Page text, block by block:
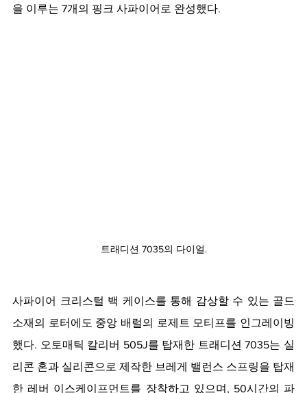
을 이루는 7개의 핑크 사파이어로 완성했다.
트래디션 7035의 다이얼.
사파이어 크리스털 백 케이스를 통해 감상할 수 있는 골드
소재의 로터에도 중앙 배럴의 로제트 모티프를 인그레이빙
했다. 오토매틱 칼리버 505J를 탑재한 트래디션 7035는 실
리콘 혼과 실리콘으로 제작한 브레게 밸런스 스프링을 탑재
한 레버 이스케이프먼트를 장착하고 있으며, 50시간의 파